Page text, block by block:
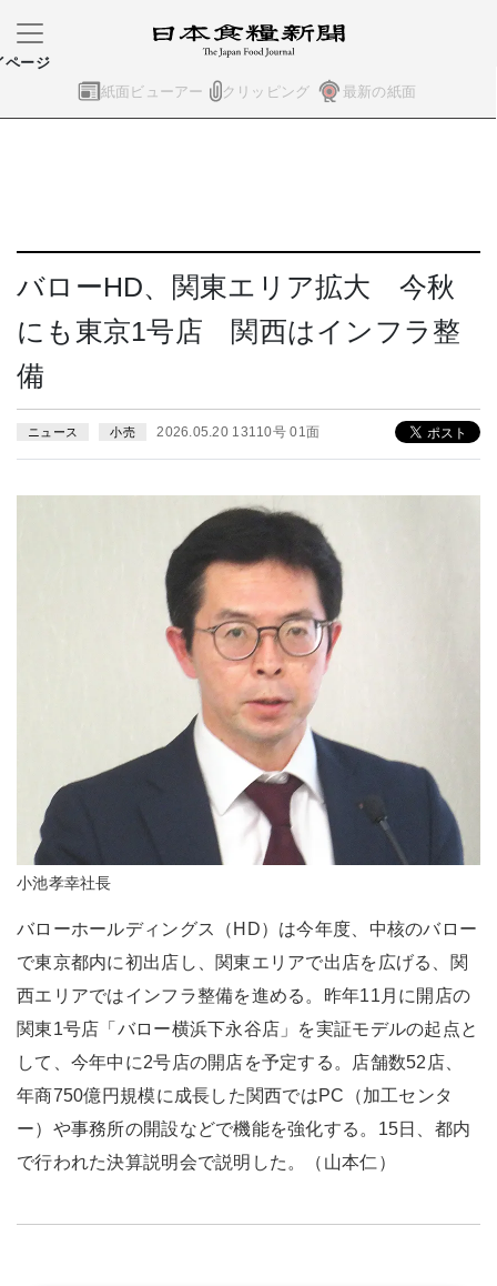
紙面ビューアー クリッピング 最新の紙面
ページ
バローHD、関東エリア拡大 今秋
にも東京1号店 関西はインフラ整
備
ニュース 小売 2026.05.20 13110号 01面
小池孝幸社長
バローホールディングス（HD）は今年度、中核のバロー
で東京都内に初出店し、関東エリアで出店を広げる、関
西エリアではインフラ整備を進める。昨年11月に開店の
関東1号店「バロー横浜下永谷店」を実証モデルの起点と
して、今年中に2号店の開店を予定する。店舗数52店、
年商750億円規模に成長した関西ではPC（加工センタ
ー）や事務所の開設などで機能を強化する。15日、都内
で行われた決算説明会で説明した。（山本仁）